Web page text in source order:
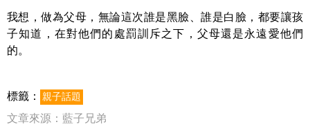
我想，做為父母，無論這次誰是黑臉、誰是白臉，都要讓孩
子知道，在對他們的處罰訓斥之下，父母還是永遠愛他們
的。
標籤： 親子話題
文章來源： 藍子兄弟